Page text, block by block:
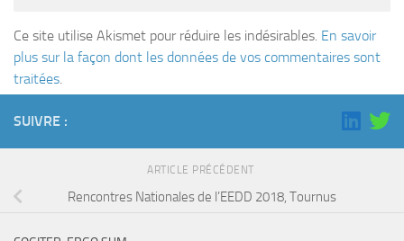
Ce site utilise Akismet pour réduire les indésirables. En savoir
plus sur la façon dont les données de vos commentaires sont
traitées.
SUIVRE :
ARTICLE PRÉCÉDENT
Rencontres Nationales de l’EEDD 2018, Tournus